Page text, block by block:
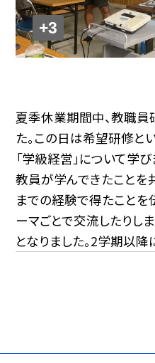
+3
夏季休業期間中、教職
た。この日は希望研修とい
「学級経営」について学
教員が学んできたことを
までの経験で得たことを
ーマごとで交流したりし
となりました。2学期以降